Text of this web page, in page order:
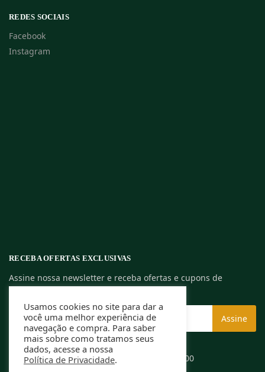
REDES SOCIAIS
Facebook
Instagram
RECEBA OFERTAS EXCLUSIVAS
Assine nossa newsletter e receba ofertas e cupons de
descontos exclusivos.
Rafael Caldeira ME | CNPJ: 13.994.584/0001-00
Usamos cookies no site para dar a
você uma melhor experiência de
navegação e compra. Para saber
mais sobre como tratamos seus
dados, acesse a nossa
Política de Privacidade.